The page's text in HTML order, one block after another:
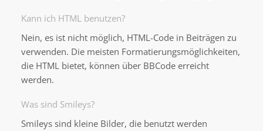
Kann ich HTML benutzen?
Nein, es ist nicht möglich, HTML-Code in Beiträgen zu
verwenden. Die meisten Formatierungsmöglichkeiten,
die HTML bietet, können über BBCode erreicht
werden.
Was sind Smileys?
Smileys sind kleine Bilder, die benutzt werden